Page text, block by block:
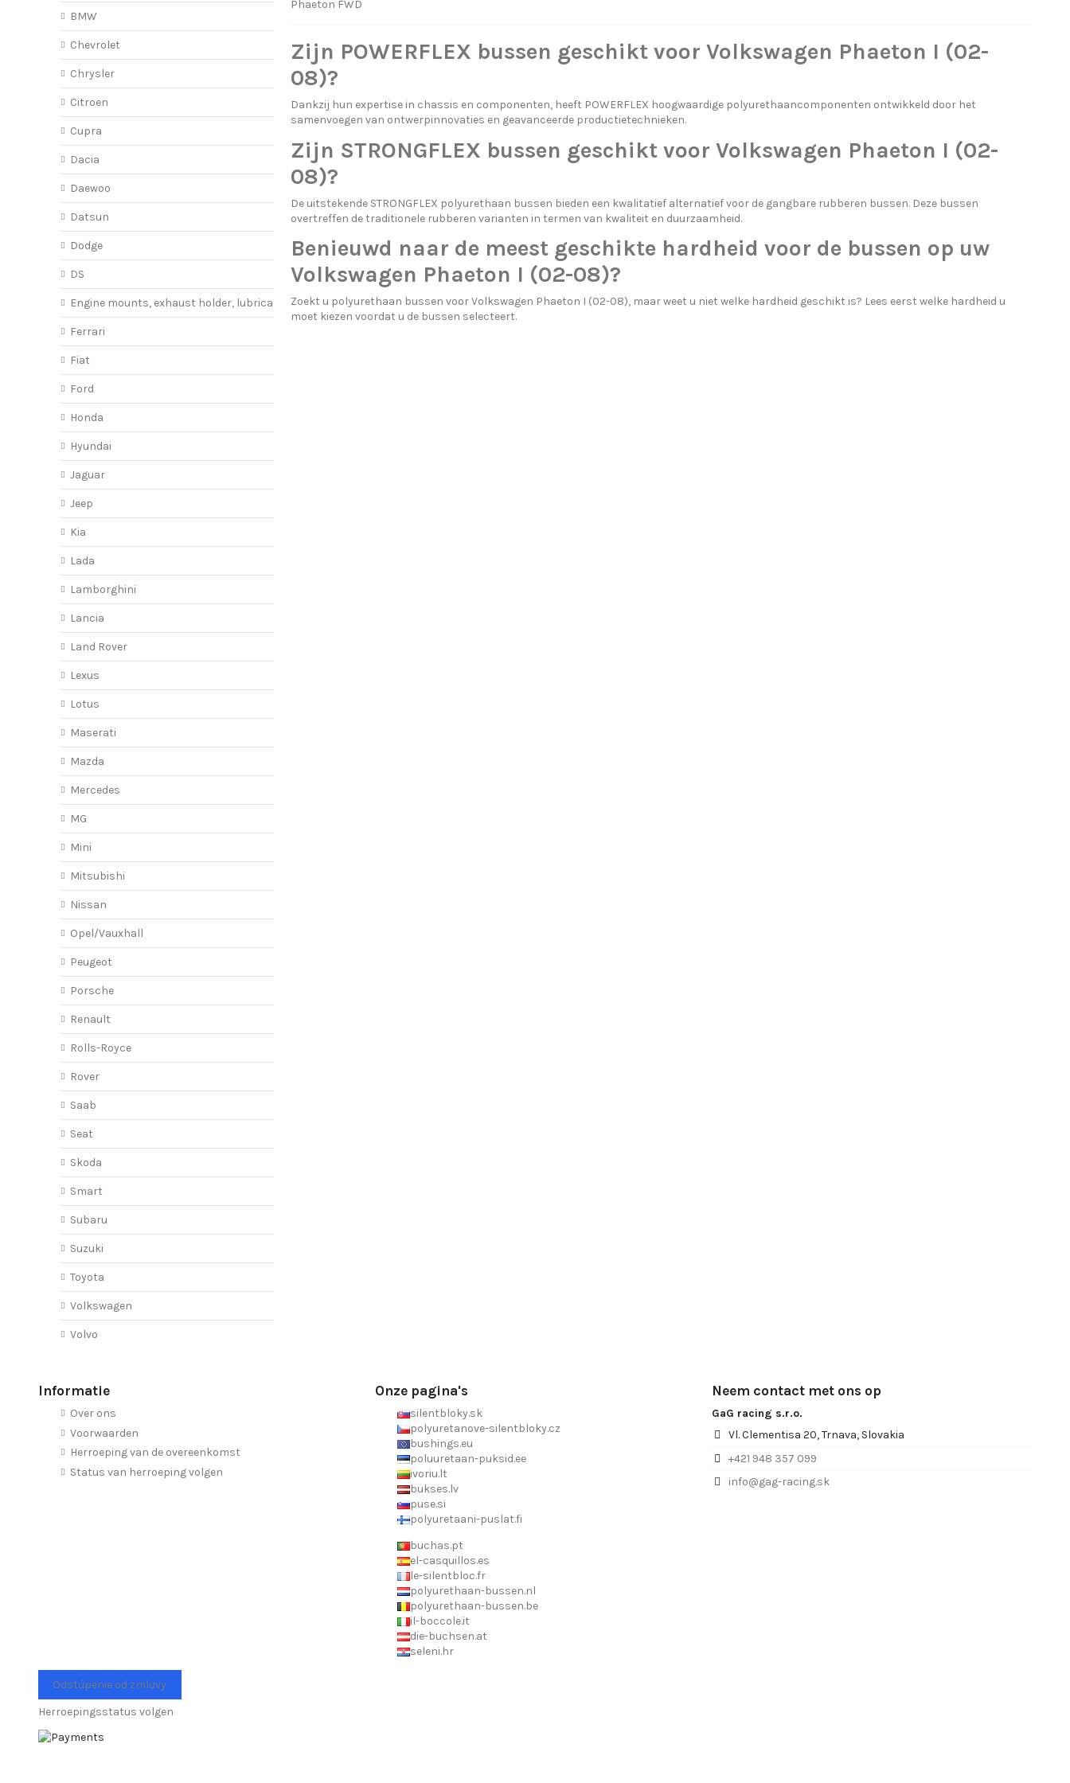
Phaeton FWD
Zijn POWERFLEX bussen geschikt voor Volkswagen Phaeton I (02-
08)?
Dankzij hun expertise in chassis en componenten, heeft POWERFLEX hoogwaardige polyurethaancomponenten ontwikkeld door het
samenvoegen van ontwerpinnovaties en geavanceerde productietechnieken.
Zijn STRONGFLEX bussen geschikt voor Volkswagen Phaeton I (02-
08)?
De uitstekende STRONGFLEX polyurethaan bussen bieden een kwalitatief alternatief voor de gangbare rubberen bussen. Deze bussen
overtreffen de traditionele rubberen varianten in termen van kwaliteit en duurzaamheid.
Benieuwd naar de meest geschikte hardheid voor de bussen op uw
Volkswagen Phaeton I (02-08)?
Zoekt u polyurethaan bussen voor Volkswagen Phaeton I (02-08), maar weet u niet welke hardheid geschikt is? Lees eerst welke hardheid u
moet kiezen voordat u de bussen selecteert.
BMW
Chevrolet
Chrysler
Citroen
Cupra
Dacia
Daewoo
Datsun
Dodge
DS
Engine mounts, exhaust holder, lubricant
Ferrari
Fiat
Ford
Honda
Hyundai
Jaguar
Jeep
Kia
Lada
Lamborghini
Lancia
Land Rover
Lexus
Lotus
Maserati
Mazda
Mercedes
MG
Mini
Mitsubishi
Nissan
Opel/Vauxhall
Peugeot
Porsche
Renault
Rolls-Royce
Rover
Saab
Seat
Skoda
Smart
Subaru
Suzuki
Toyota
Volkswagen
Volvo
Informatie
Over ons
Voorwaarden
Herroeping van de overeenkomst
Status van herroeping volgen
Onze pagina's
silentbloky.sk
polyuretanove-silentbloky.cz
bushings.eu
poluuretaan-puksid.ee
ivoriu.lt
bukses.lv
puse.si
polyuretaani-puslat.fi
buchas.pt
el-casquillos.es
le-silentbloc.fr
polyurethaan-bussen.nl
polyurethaan-bussen.be
il-boccole.it
die-buchsen.at
seleni.hr
Neem contact met ons op
GaG racing s.r.o.
Vl. Clementisa 20, Trnava, Slovakia
+421 948 357 099
info@gag-racing.sk
Odstúpenie od zmluvy
Herroepingsstatus volgen